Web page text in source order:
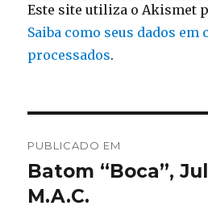
Este site utiliza o Akismet
Saiba como seus dados em
processados.
de
Post
PUBLICADO EM
Batom “Boca”,
M.A.C.